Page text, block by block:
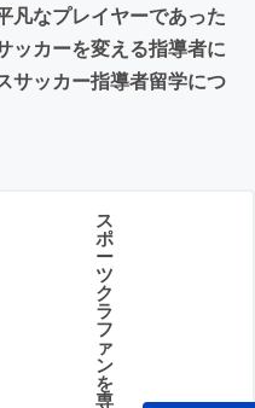
凡なプレイヤーであった
ッカーを変える指導者に
サッカー指導者留学につ
ス
ポ
ー
ツ
ク
ラ
フ
ァ
ン
を
専